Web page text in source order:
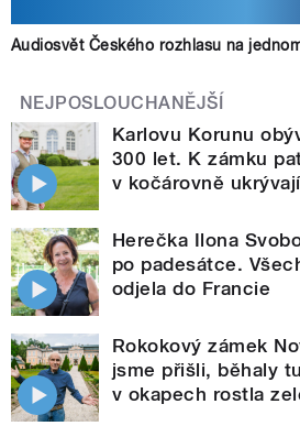
Audiosvět Českého rozhlasu na
NEJPOSLOUCHANĚJŠÍ
Karlovu Korunu
300 let. K zámku
v kočárovně
Herečka Ilona
po padesátce.
odjela do Francie
Rokokový zámek
jsme přišli, běhaly
v okapech rostla